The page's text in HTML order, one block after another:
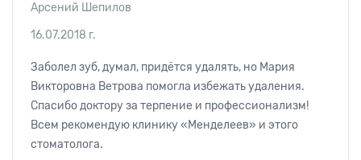
Арсений Шепилов
16.07.2018 г.
Заболел зуб, думал, придётся удалять, но Мария
Викторовна Ветрова помогла избежать удаления.
Спасибо доктору за терпение и профессионализм!
Всем рекомендую клинику «Менделеев» и этого
стоматолога.